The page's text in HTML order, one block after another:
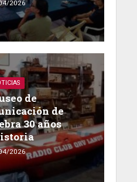
2026
de
de
30 años
2026